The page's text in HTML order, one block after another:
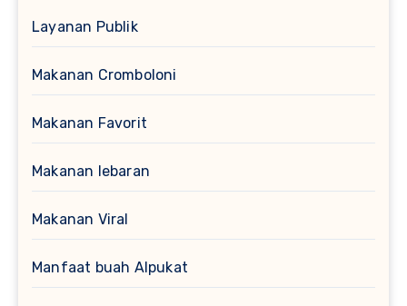
Layanan Publik
Makanan Cromboloni
Makanan Favorit
Makanan lebaran
Makanan Viral
Manfaat buah Alpukat